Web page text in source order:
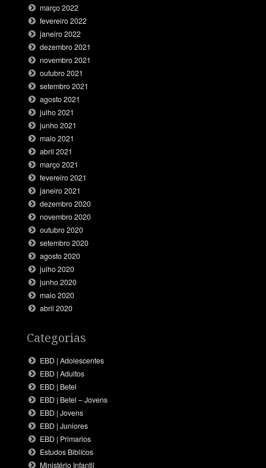
março 2022
fevereiro 2022
janeiro 2022
dezembro 2021
novembro 2021
outubro 2021
setembro 2021
agosto 2021
julho 2021
junho 2021
maio 2021
abril 2021
março 2021
fevereiro 2021
janeiro 2021
dezembro 2020
novembro 2020
outubro 2020
setembro 2020
agosto 2020
julho 2020
junho 2020
maio 2020
abril 2020
Categorias
EBD | Adolescentes
EBD | Adultos
EBD | Betel
EBD | Betel – Jovens
EBD | Jovens
EBD | Juniores
EBD | Primarios
Estudos Biblícos
Ministério Infantil